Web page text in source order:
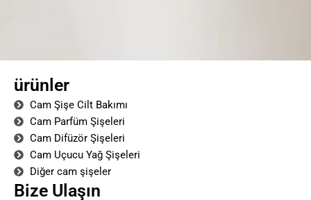
ürünler
Cam Şişe Cilt Bakımı
Cam Parfüm Şişeleri
Cam Difüzör Şişeleri
Cam Uçucu Yağ Şişeleri
Diğer cam şişeler
Bize Ulaşın